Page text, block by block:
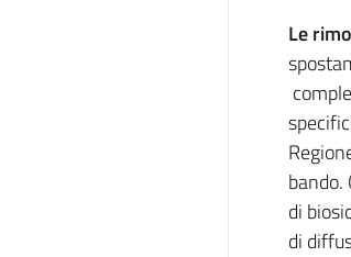
Le
di
di